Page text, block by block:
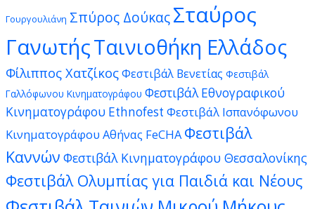
Γουργουλιάνη Σπύρος ΔούκαςΣταύρος
ΓανωτήςΤαινιοθήκη Ελλάδος
Φίλιππος ΧατζίκοςΦεστιβάλ Βενετίας Φεστιβάλ
Γαλλόφωνου Κινηματογράφου Φεστιβάλ Εθνογραφικού
Κινηματογράφου Ethnofest Φεστιβάλ Ισπανόφωνου
Κινηματογράφου Αθήνας FeCHA Φεστιβάλ
Καννών Φεστιβάλ Κινηματογράφου Θεσσαλονίκης
Φεστιβάλ Ολυμπίας για Παιδιά και Νέους